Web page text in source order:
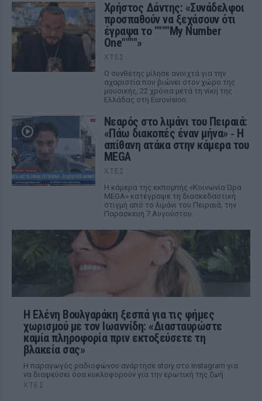
Χρήστος Δάντης: «Συνάδελφοι
προσπαθούν να ξεχάσουν ότι
έγραψα το """"My Number
One""""»
ΧΤΕΣ
Ο συνθέτης μίλησε ανοιχτά για την
αχαριστία που βιώνει στον χώρο της
μουσικής, 22 χρόνια μετά τη νίκη της
Ελλάδας στη Eurovision.
Νεαρός στο λιμάνι του Πειραιά:
«Πάω διακοπές έναν μήνα» ‑ Η
απίθανη ατάκα στην κάμερα του
MEGA
ΧΤΕΣ
Η κάμερα της εκπομπής «Κοινωνία Ώρα
MEGA» κατέγραψε τη διασκεδαστική
στιγμή από το λιμάνι του Πειραιά, την
Παρασκευή 7 Αυγούστου.
Η Ελένη Βουλγαράκη ξεσπά για τις φήμες
χωρισμού με τον Ιωαννίδη: «Διασταυρώστε
καμία πληροφορία πριν εκτοξεύσετε τη
βλακεία σας»
Η παραγωγός ραδιοφώνου ανάρτησε story στο Instagram για
να διαψεύσει όσα κυκλοφορούν για την ερωτική της ζωή
ΧΤΕΣ